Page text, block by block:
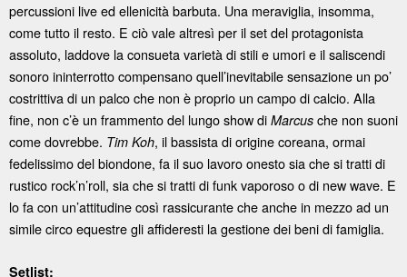
percussioni live ed ellenicità barbuta. Una meraviglia, insomma,
come tutto il resto. E ciò vale altresì per il set del protagonista
assoluto, laddove la consueta varietà di stili e umori e il saliscendi
sonoro ininterrotto compensano quell’inevitabile sensazione un po’
costrittiva di un palco che non è proprio un campo di calcio. Alla
fine, non c’è un frammento del lungo show di Marcus che non suoni
come dovrebbe. Tim Koh, il bassista di origine coreana, ormai
fedelissimo del biondone, fa il suo lavoro onesto sia che si tratti di
rustico rock’n’roll, sia che si tratti di funk vaporoso o di new wave. E
lo fa con un’attitudine così rassicurante che anche in mezzo ad un
simile circo equestre gli affideresti la gestione dei beni di famiglia.
Setlist: